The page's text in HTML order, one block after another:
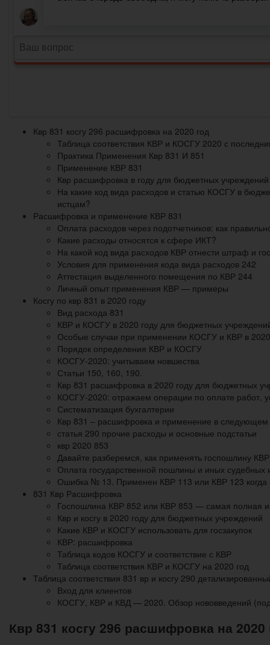
Квр 831 косгу 296 расшифровка на 2020 год
Таблица соответствия КВР и КОСГУ 2020 с
Практика Применения Квр 831 И 851
Применение КВР 831
Квр расшифровка в году для бюджетных учреждений
На какие код вида расходов и статью КОСГУ в
истцам?
Расшифровка и применение КВР 831
Оплата расходов через подотчетников: как
Какие расходы относятся к сфере ИКТ?
На какой код вида расходов КВР отнести штраф и
Условия для применения кода вида расходов 242
Аттестация выделенного помещения по КВР 244
Личный опыт применения КВР — примеры
Косгу по квр 831 в 2020 году
Вид расхода 831
КВР и КОСГУ в 2020 году для бюджетных
Особые случаи при применении КОСГУ и КВР в
Порядок определения КВР и КОСГУ
КОСГУ-2020: учитываем новшества
Статьи 150, 160, 190.
Квр 831 расшифровка в 2020 году для бюджетных
КОСГУ-2020: отражаем операции по оплате работ,
Систематизация бухгалтерии
Квр 831 – расшифровка и применение в следующем
статья 290 прочие расходы и основные подстатьи
квр 2020 853
Давайте разберемся, как применять госпошлину
Оплата государственной пошлины и иных судебных
Ошибка № 13. Применен КВР 113 или КВР 123 когда
831 Квр Расшифровка
Госпошлина КВР 852 или КВР 853 — самая полная
Квр и косгу в 2020 году для бюджетных учреждений
Какие КВР и КОСГУ использовать для госзакупок
КВР: расшифровка
Таблица кодов КОСГУ и соответствие с КВР
Таблица соответствия КВР и КОСГУ на 2020 год
Таблица соответствия 831 вр и косгу 290
Вход для клиентов
КОСГУ, КВР и КВД — 2020. Обзор нововведений
Квр 831 косгу 296 расшифровка на 2020